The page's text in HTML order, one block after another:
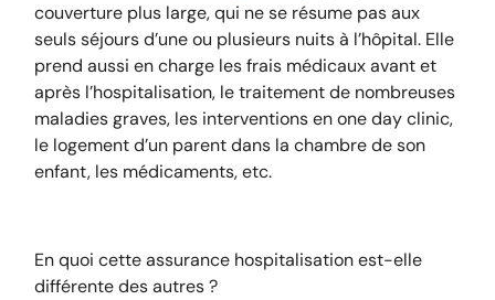
couverture plus large, qui ne se résume pas aux
seuls séjours d’une ou plusieurs nuits à l’hôpital. Elle
prend aussi en charge les frais médicaux avant et
après l’hospitalisation, le traitement de nombreuses
maladies graves, les interventions en one day clinic,
le logement d’un parent dans la chambre de son
enfant, les médicaments, etc.
En quoi cette assurance hospitalisation est-elle
différente des autres ?